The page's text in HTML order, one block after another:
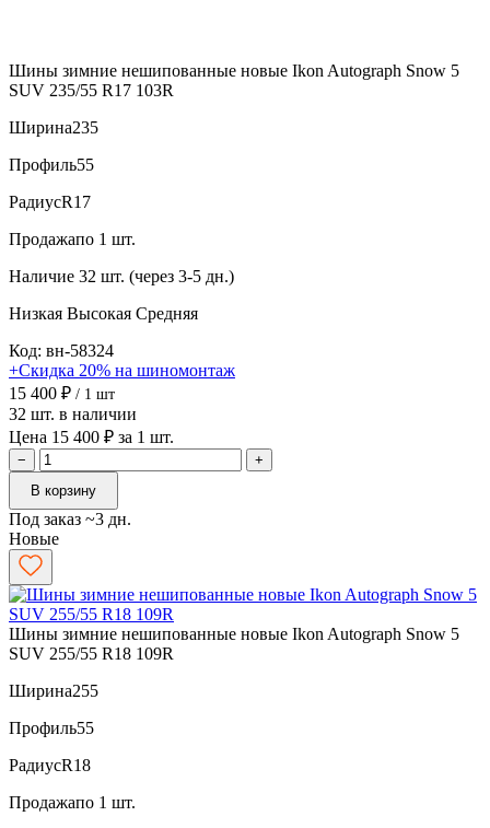
Шины зимние нешипованные новые Ikon Autograph Snow 5
SUV 235/55 R17 103R
Ширина235
Профиль55
РадиусR17
Продажапо 1 шт.
Наличие 32 шт. (через 3-5 дн.)
Низкая Высокая Средняя
Код: вн-58324
+Скидка 20% на шиномонтаж
15 400 ₽ / 1 шт
32 шт. в наличии
Цена 15 400 ₽ за 1 шт.
−
+
В корзину
Под заказ ~3 дн.
Новые
Шины зимние нешипованные новые Ikon Autograph Snow 5
SUV 255/55 R18 109R
Ширина255
Профиль55
РадиусR18
Продажапо 1 шт.